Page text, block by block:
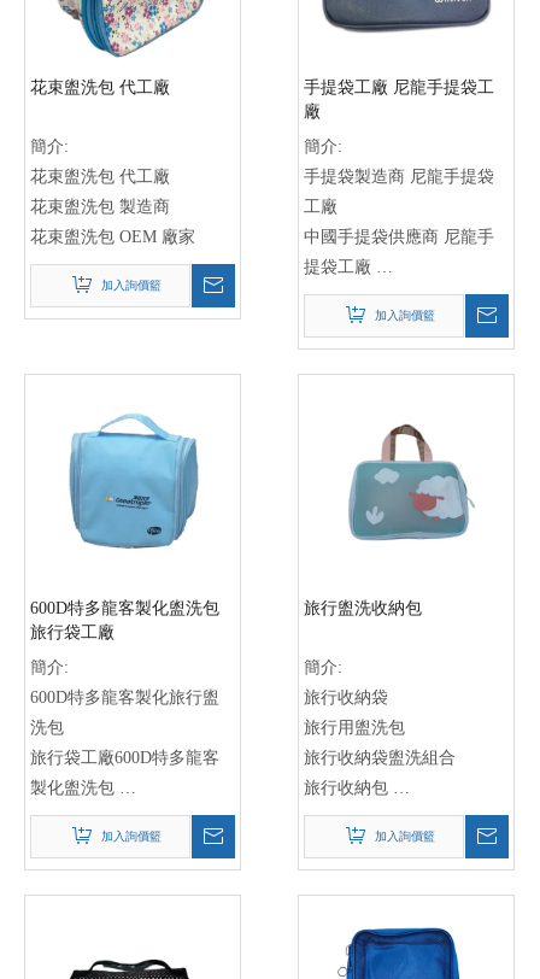
花束盥洗包 代工廠
簡介:
花束盥洗包 代工廠
花束盥洗包 製造商
花束盥洗包 OEM 廠家
加入詢價籃
手提袋工廠 尼龍手提袋工
廠
簡介:
手提袋製造商 尼龍手提袋
工廠
中國手提袋供應商 尼龍手
提袋工廠
經驗豐富的手提袋廠家 尼
龍手提袋工廠
手提袋生產廠家
手提袋批發商
尼龍手提袋定製
手提袋印刷廠家
手提袋定制廠家
加入詢價籃
600D特多龍客製化盥洗包
旅行袋工廠
簡介:
600D特多龍客製化旅行盥
洗包
旅行袋工廠600D特多龍客
製化盥洗包
600D特多龍客製化旅行袋
盥洗包
旅行袋工廠
加入詢價籃
旅行盥洗收納包
簡介:
旅行收納袋
旅行用盥洗包
旅行收納袋盥洗組合
旅行收納包
盥洗收納袋
旅行盥洗包
旅行收納盒
旅行收納工具
加入詢價籃